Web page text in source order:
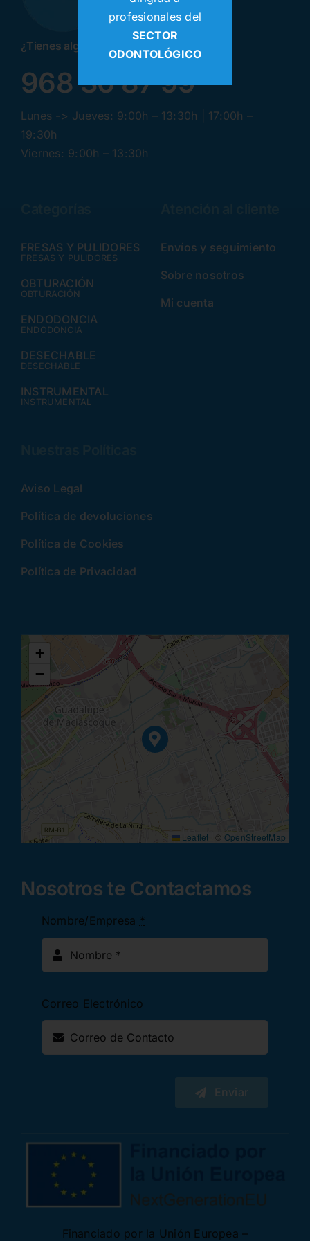
¿Tienes alguna pregunta? ¡Llamanos!
968 30 87 99
Lunes -> Jueves: 9:00h – 13:30h | 17:00h –
19:30h
Viernes: 9:00h – 13:30h
FRESAS Y PULIDORES
FRESAS Y PULIDORES
OBTURACIÓN
OBTURACIÓN
ENDODONCIA
ENDODONCIA
DESECHABLE
DESECHABLE
INSTRUMENTAL
INSTRUMENTAL
Envíos y seguimiento
Sobre nosotros
Mi cuenta
Aviso Legal
Política de devoluciones
Política de Cookies
Política de Privacidad
+
−
Leaflet | © OpenStreetMap
Nosotros te Contactamos
Nombre/Empresa *
Correo Electrónico
Enviar
Financiado por la Unión Europea –
profesionales del
SECTOR
ODONTOLÓGICO